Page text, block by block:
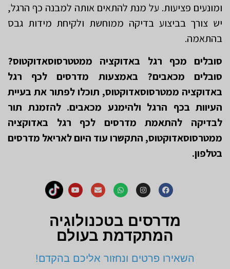
ומונעים פציעות. על מנת להתאים אותה למבנה כף הרגל,
יש צורך בביצוע בדיקה ממוחשת ולקיחת מידות גבס
בהתאמה.
סובלים מכף רגל באדוקציה ממטטרסוסאדוקטוס?
סובלים מכאבים? באמצעות מדרסים לכף רגל
באדוקציה ממטרסוסאדוקטוס, תוכלו לפתור את בעיית
העיוות בכף הרגל ולהימנע מכאבים. להזמנת תור
לבדיקה להתאמת מדרסים לכף רגל באדוקציה
ממטרסוסאדוקטוס, התקשרו עוד היום לאריאל מדרסים
בטלפון.
מדרסים בטכנולוגיה
המתקדמת בעולם
השאירו פרטים ונחזור אליכם בהקדם!